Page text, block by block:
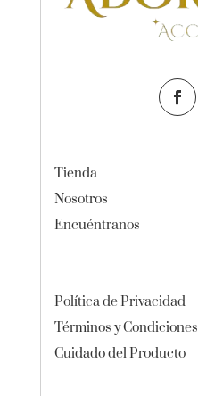
Tienda
Nosotros
Encuéntranos
Política de Privacidad
Términos y Condiciones
Cuidado del Producto